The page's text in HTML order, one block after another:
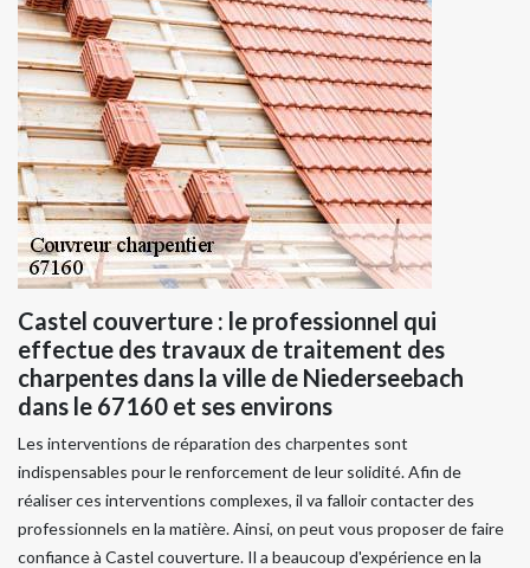
Castel couverture : le professionnel qui
effectue des travaux de traitement des
charpentes dans la ville de Niederseebach
dans le 67160 et ses environs
Les interventions de réparation des charpentes sont
indispensables pour le renforcement de leur solidité. Afin de
réaliser ces interventions complexes, il va falloir contacter des
professionnels en la matière. Ainsi, on peut vous proposer de faire
confiance à Castel couverture. Il a beaucoup d'expérience en la